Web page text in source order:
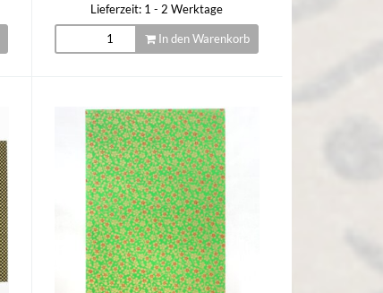
Lieferzeit: 1 - 2 Werktage
In den Warenkorb